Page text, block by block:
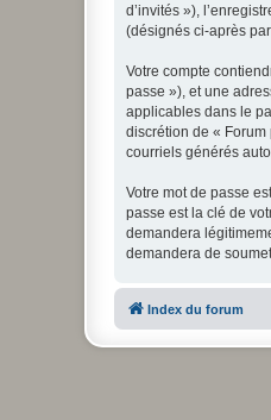
d’invités »),
(désignés ci-après
Votre compte
passe »), et une
applicables dans le
discrétion de «
courriels générés
Votre mot de passe
passe est la clé de
demandera
demandera de
Index du forum